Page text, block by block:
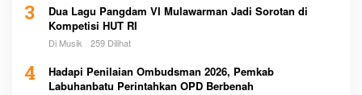
3
Dua Lagu Pangdam VI Mulawarman Jadi Sorotan di
Kompetisi HUT RI
Di Musik 259 Dilihat
4
Hadapi Penilaian Ombudsman 2026, Pemkab
Labuhanbatu Perintahkan OPD Berbenah